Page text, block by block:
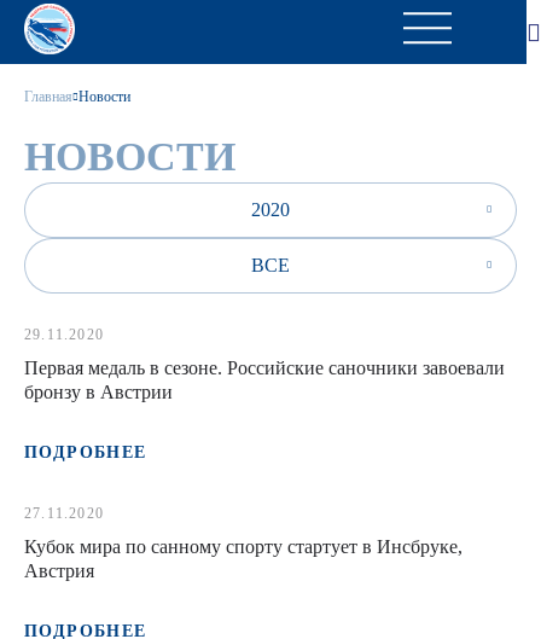
Главная Новости
НОВОСТИ
2020
ВСЕ
29.11.2020
Первая медаль в сезоне. Российские саночники завоевали
бронзу в Австрии
ПОДРОБНЕЕ
27.11.2020
Кубок мира по санному спорту стартует в Инсбруке,
Австрия
ПОДРОБНЕЕ